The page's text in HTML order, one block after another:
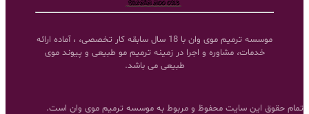
موسسه ترمیم موی وان با 18 سال سابقه کار تخصصی، ، آماده ارائه
خدمات، مشاوره و اجرا در زمینه ترمیم مو طبیعی و پیوند موی
طبیعی می باشد.
تمام حقوق این سایت محفوظ و مربوط به موسسه ترمیم موی وان است.